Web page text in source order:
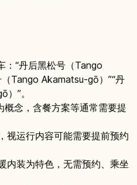
：“丹后黑松号（Tango
Tango Akamatsu-gō）”“丹
”。
概念，含餐方案等通常需要提
视运行内容可能需要提前预约
内装为特色，无需预约、乘坐